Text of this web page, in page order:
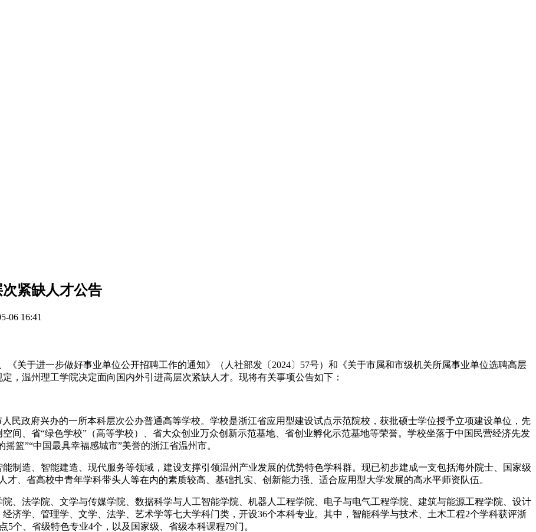
紧缺人才公告
06 16:41
关于进一步做好事业单位公开招聘工作的通知》（人社部发〔2024〕57号）和《关于市属和市级机关所属事业单位选聘高层
，温州理工学院决定面向国内外引进高层次紧缺人才。现将有关事项公告如下：
民政府兴办的一所本科层次公办普通高等学校。学校是浙江省应用型建设试点示范院校，获批硕士学位授予立项建设单位，先
间、省“绿色学校”（高等学校）、省大众创业万众创新示范基地、省创业孵化示范基地等荣誉。学校坐落于中国民营经济先发
篮”“中国最具幸福感城市”美誉的浙江省温州市。
制造、智能建造、现代服务等领域，建设支撑引领温州产业发展的优势特色学科群。现已初步建成一支包括海外院士、国家级
、省高校中青年学科带头人等在内的素质较高、基础扎实、创新能力强、适合应用型大学发展的高水平师资队伍。
、法学院、文学与传媒学院、数据科学与人工智能学院、机器人工程学院、电子与电气工程学院、建筑与能源工程学院、设计
济学、管理学、文学、法学、艺术学等七大学科门类，开设36个本科专业。其中，智能科学与技术、土木工程2个学科获评浙
个、省级特色专业4个，以及国家级、省级本科课程79门。